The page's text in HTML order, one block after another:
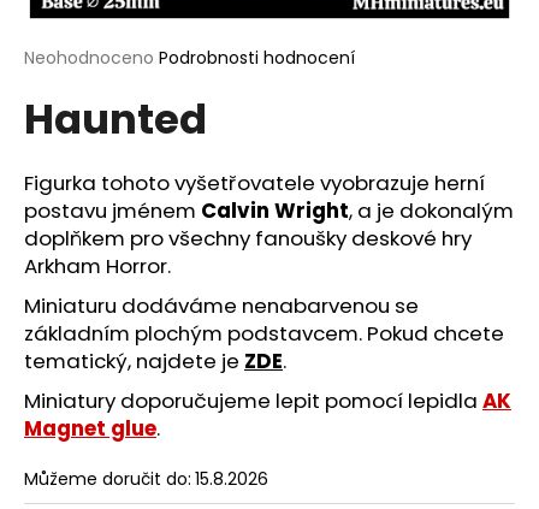
Průměrné
produktu
je
z
5
hvězdiček.
Neohodnoceno Podrobnosti hodnocení
Haunted
Figurka tohoto vyšetřovatele vyobrazuje herní
postavu jménem Calvin Wright, a je dokonalým
doplňkem pro všechny fanoušky deskové hry
Arkham Horror.
Miniaturu dodáváme nenabarvenou se
základním plochým podstavcem. Pokud chcete
tematický, najdete je ZDE.
Miniatury doporučujeme lepit pomocí lepidla AK
Magnet glue.
Můžeme doručit do: 15.8.2026
a
j
t
o
p
r